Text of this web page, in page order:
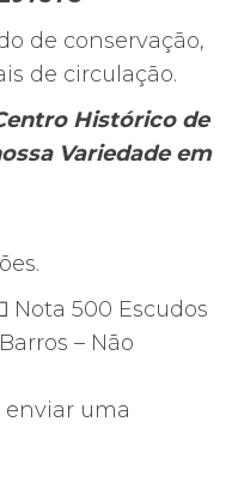
de conservação,
de circulação.
Histórico de
Variedade em
Nota 500 Escudos
– Não
enviar uma